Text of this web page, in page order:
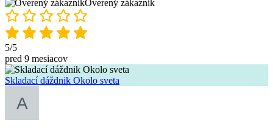
Overený zákazník
5/5
pred 9 mesiacov
Skladací dáždnik Okolo sveta